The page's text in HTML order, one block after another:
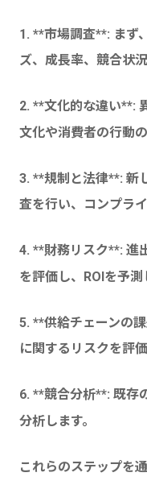
1. **市場調査**: まず
ズ、成長率、競合状
2. **文化的な違い**:
文化や消費者の行動
3. **規制と法律**: 新
査を行い、コンプラ
4. **財務リスク**: 進
を評価し、ROIを予測
5. **供給チェーンの
に関するリスクを評価
6. **競合分析**: 既存
分析します。
これらのステップを